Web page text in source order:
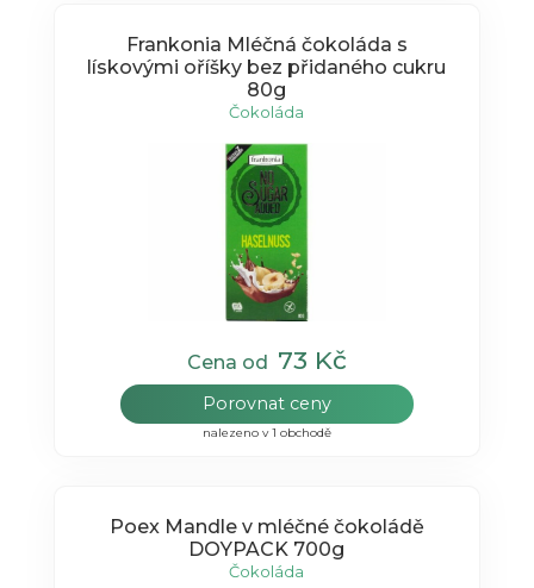
Frankonia Mléčná čokoláda s
lískovými oříšky bez přidaného cukru
80g
Čokoláda
Cena od 73 Kč
Porovnat ceny
nalezeno v 1 obchodě
Poex Mandle v mléčné čokoládě
DOYPACK 700g
Čokoláda